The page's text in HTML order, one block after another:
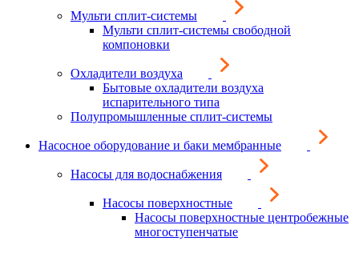
Мульти сплит-системы
Мульти сплит-системы свободной
компоновки
Охладители воздуха
Бытовые охладители воздуха
испарительного типа
Полупромышленные сплит-системы
Насосное оборудование и баки мембранные
Насосы для водоснабжения
Насосы поверхностные
Насосы поверхностные центробежные
многоступенчатые